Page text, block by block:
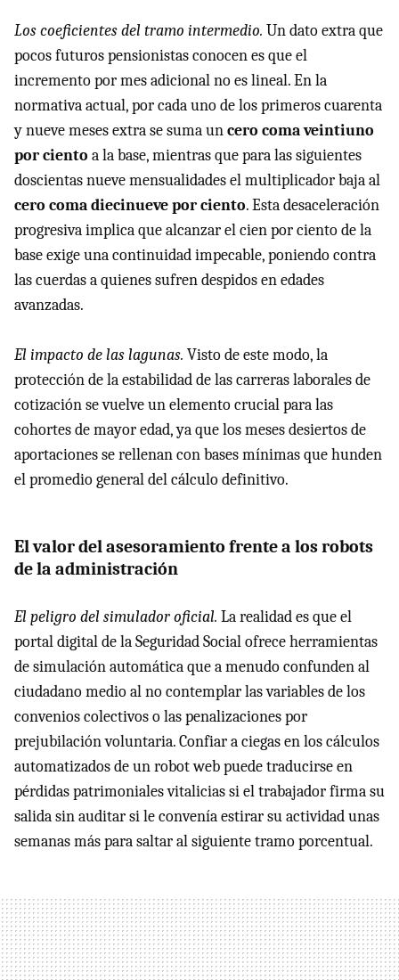
Los coeficientes del tramo intermedio. Un dato extra que
pocos futuros pensionistas conocen es que el
incremento por mes adicional no es lineal. En la
normativa actual, por cada uno de los primeros cuarenta
y nueve meses extra se suma uncero coma veintiuno
por ciento a la base, mientras que para las siguientes
doscientas nueve mensualidades el multiplicador baja al
cero coma diecinueve por ciento. Esta desaceleración
progresiva implica que alcanzar el cien por ciento de la
base exige una continuidad impecable, poniendo contra
las cuerdas a quienes sufren despidos en edades
avanzadas.
El impacto de las lagunas. Visto de este modo, la
protección de la estabilidad de las carreras laborales de
cotización se vuelve un elemento crucial para las
cohortes de mayor edad, ya que los meses desiertos de
aportaciones se rellenan con bases mínimas que hunden
el promedio general del cálculo definitivo.
El valor del asesoramiento frente a los robots
de la administración
El peligro del simulador oficial. La realidad es que el
portal digital de la Seguridad Social ofrece herramientas
de simulación automática que a menudo confunden al
ciudadano medio al no contemplar las variables de los
convenios colectivos o las penalizaciones por
prejubilación voluntaria. Confiar a ciegas en los cálculos
automatizados de un robot web puede traducirse en
pérdidas patrimoniales vitalicias si el trabajador firma su
salida sin auditar si le convenía estirar su actividad unas
semanas más para saltar al siguiente tramo porcentual.